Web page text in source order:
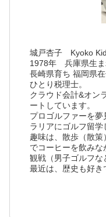
城戸杏子 Kyoko
1978年 兵庫県生
長崎県育ち 福岡県
ひとり税理士。
クラウド会計&オン
ートしています。
プロゴルファーを夢
ラリアにゴルフ留学
趣味は、散歩（散
でコーヒーを飲み
観戦（男子ゴルフな
最近は、歴史も好き